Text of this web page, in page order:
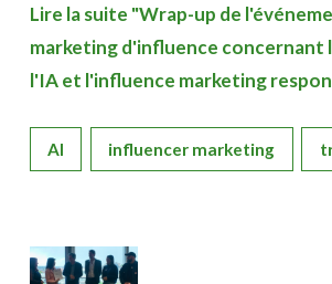
Lire la suite "Wrap-up de
marketing d'influence concernant
l'IA et l'influence marketing
AI influencer marketing